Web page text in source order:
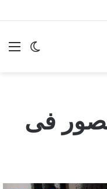
الوضع
فى